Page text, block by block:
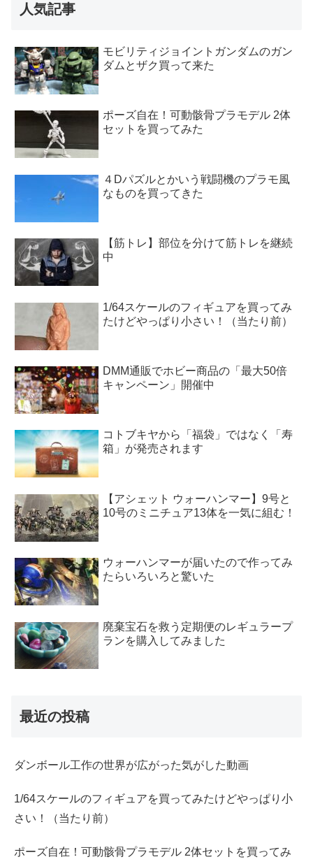
人気記事
モビリティジョイントガンダムのガン
ダムとザク買って来た
ポーズ自在！可動骸骨プラモデル 2体
セットを買ってみた
４Dパズルとかいう戦闘機のプラモ風
なものを買ってきた
【筋トレ】部位を分けて筋トレを継続
中
1/64スケールのフィギュアを買ってみ
たけどやっぱり小さい！（当たり前）
DMM通販でホビー商品の「最大50倍
キャンペーン」開催中
コトブキヤから「福袋」ではなく「寿
箱」が発売されます
【アシェット ウォーハンマー】9号と
10号のミニチュア13体を一気に組む！
ウォーハンマーが届いたので作ってみ
たらいろいろと驚いた
廃棄宝石を救う定期便のレギュラープ
ランを購入してみました
最近の投稿
ダンボール工作の世界が広がった気がした動画
1/64スケールのフィギュアを買ってみたけどやっぱり小
さい！（当たり前）
ポーズ自在！可動骸骨プラモデル 2体セットを買ってみ